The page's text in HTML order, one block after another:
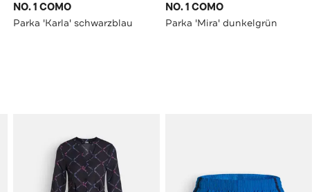
NO. 1 COMO
Parka 'Karla' schwarzblau
NO. 1 COMO
Parka 'Mira' dunkelgrün